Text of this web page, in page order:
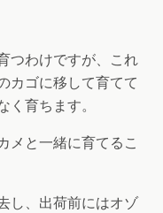
つわけですが、これ
カゴに移して育てて
く育ちます。
メと一緒に育てるこ
し、出荷前にはオゾ